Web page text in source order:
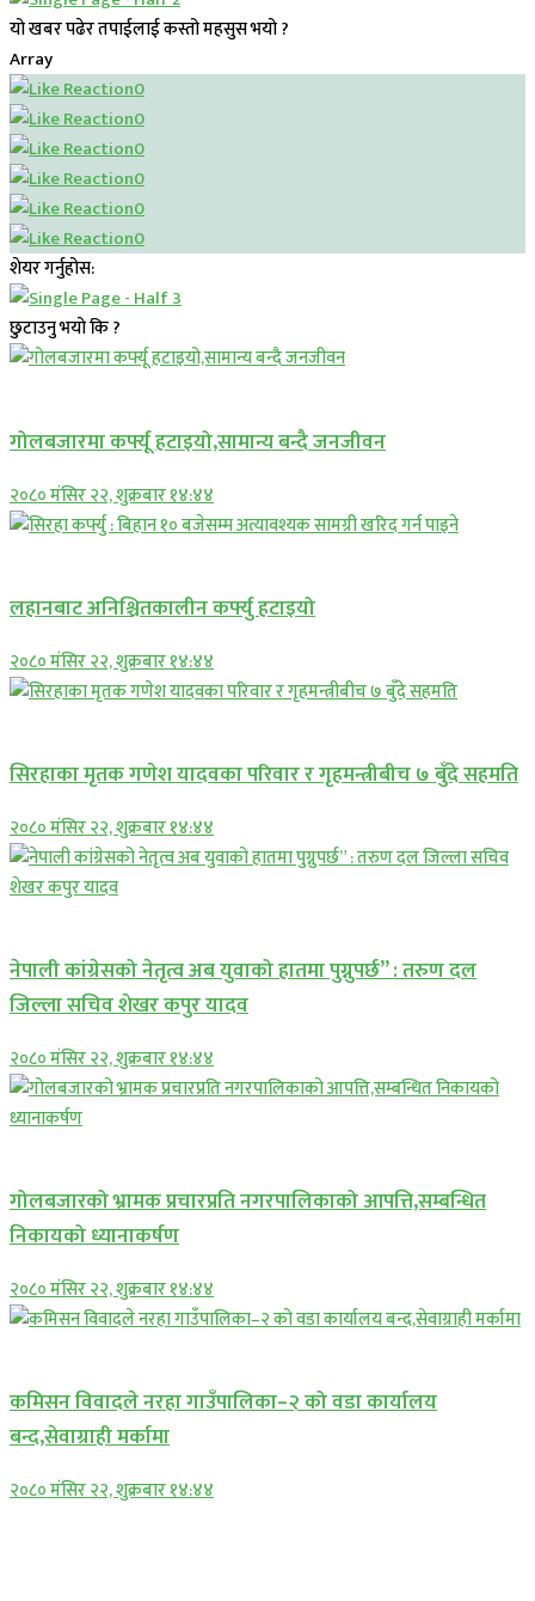
यो खबर पढेर तपाईलाई कस्तो महसुस भयो ?
Array
0
0
0
0
0
0
शेयर गर्नुहोस:
छुटाउनु भयो कि ?
गोलबजारमा कर्फ्यू हटाइयो,सामान्य बन्दै जनजीवन
२०८० मंसिर २२, शुक्रबार १४:४४
लहानबाट अनिश्चितकालीन कर्फ्यु हटाइयो
२०८० मंसिर २२, शुक्रबार १४:४४
सिरहाका मृतक गणेश यादवका परिवार र गृहमन्त्रीबीच ७ बुँदे सहमति
२०८० मंसिर २२, शुक्रबार १४:४४
नेपाली कांग्रेसको नेतृत्व अब युवाको हातमा पुग्नुपर्छ” : तरुण दल
जिल्ला सचिव शेखर कपुर यादव
२०८० मंसिर २२, शुक्रबार १४:४४
गोलबजारको भ्रामक प्रचारप्रति नगरपालिकाको आपत्ति,सम्बन्धित
निकायको ध्यानाकर्षण
२०८० मंसिर २२, शुक्रबार १४:४४
कमिसन विवादले नरहा गाउँपालिका–२ को वडा कार्यालय
बन्द,सेवाग्राही मर्कामा
२०८० मंसिर २२, शुक्रबार १४:४४